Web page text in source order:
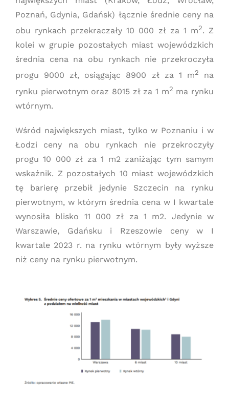
Poznań, Gdynia, Gdańsk) łącznie średnie ceny na
obu rynkach przekraczały 10 000 zł za 1 m2. Z
kolei w grupie pozostałych miast wojewódzkich
średnia cena na obu rynkach nie przekroczyła
progu 9000 zł, osiągając 8900 zł za 1 m2
na
rynku pierwotnym oraz 8015 zł za 1 m2 ma rynku
wtórnym.
Wśród największych miast, tylko w Poznaniu i w
Łodzi ceny na obu rynkach nie przekroczyły
progu 10 000 zł za 1 m2 zaniżając tym samym
wskaźnik. Z pozostałych 10 miast wojewódzkich
tę barierę przebił jedynie Szczecin na rynku
pierwotnym, w którym średnia cena w I kwartale
wynosiła blisko 11 000 zł za 1 m2. Jedynie w
Warszawie, Gdańsku i Rzeszowie ceny w I
kwartale 2023 r. na rynku wtórnym były wyższe
niż ceny na rynku pierwotnym.